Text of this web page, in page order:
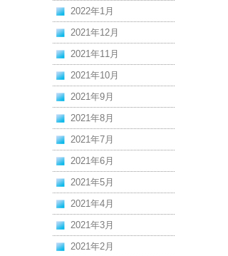
2022年1月
2021年12月
2021年11月
2021年10月
2021年9月
2021年8月
2021年7月
2021年6月
2021年5月
2021年4月
2021年3月
2021年2月